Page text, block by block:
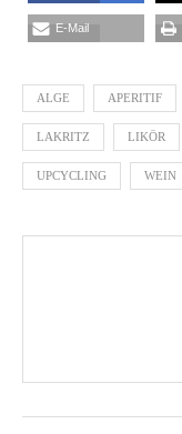
E-Mail
ALGE APERITIF
LAKRITZ LIKÖR
UPCYCLING WEIN